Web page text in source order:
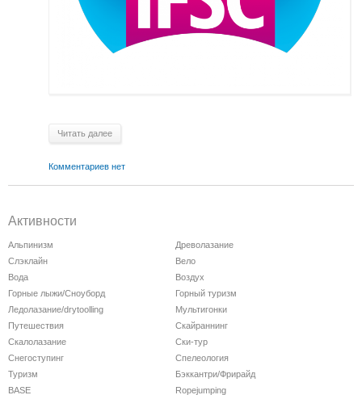
Читать далее
Комментариев нет
Активности
Альпинизм
Древолазание
Слэклайн
Вело
Вода
Воздух
Горные лыжи/Сноуборд
Горный туризм
Ледолазание/drytoolling
Мультигонки
Путешествия
Скайраннинг
Скалолазание
Ски-тур
Снегоступинг
Спелеология
Туризм
Бэккантри/Фрирайд
BASE
Ropejumping